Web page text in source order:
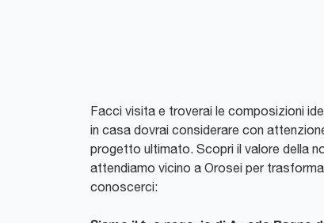
Facci visita e troverai le composizioni
in casa dovrai considerare con
progetto ultimato. Scopri il valore della
attendiamo vicino a Orosei per
conoscerci: